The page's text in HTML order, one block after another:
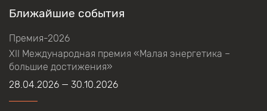
Ближайшие события
Премия-2026
XII Международная премия «Малая энергетика –
большие достижения»
28.04.2026 — 30.10.2026